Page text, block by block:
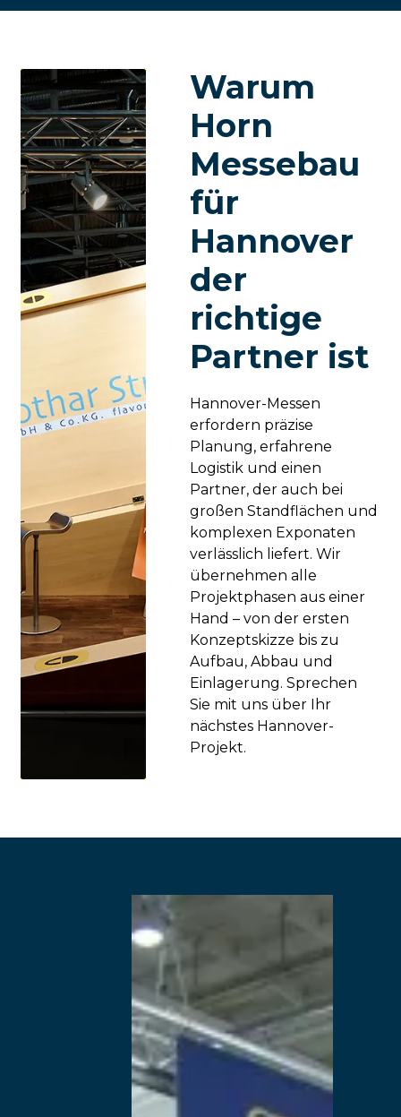
Warum
Horn
Messebau
für
Hannover
der
richtige
Partner ist
Hannover-Messen
erfordern präzise
Planung, erfahrene
Logistik und einen
Partner, der auch bei
großen Standflächen und
komplexen Exponaten
verlässlich liefert. Wir
übernehmen alle
Projektphasen aus einer
Hand – von der ersten
Konzeptskizze bis zu
Aufbau, Abbau und
Einlagerung. Sprechen
Sie mit uns über Ihr
nächstes Hannover-
Projekt.